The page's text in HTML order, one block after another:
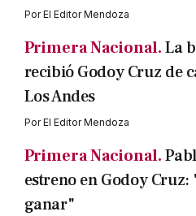
PorEl Editor Mendoza
Primera Nacional.La
recibió Godoy Cruz de
Los Andes
PorEl Editor Mendoza
Primera Nacional.
estreno en Godoy
ganar"